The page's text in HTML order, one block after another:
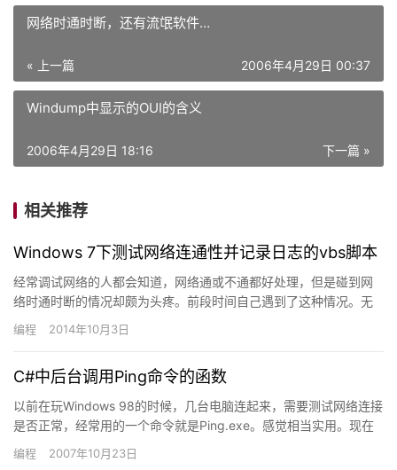
网络时通时断，还有流氓软件…
« 上一篇 2006年4月29日 00:37
Windump中显示的OUI的含义
下一篇 »
2006年4月29日 18:16
相关推荐
Windows 7下测试网络连通性并记录日志的vbs脚本
经常调试网络的人都会知道，网络通或不通都好处理，但是碰到网
络时通时断的情况却颇为头疼。前段时间自己遇到了这种情况。无
法判断是单位网络不稳定，网络管理策略变动，网线接头故障，还
是本机…
编程 2014年10月3日
C#中后台调用Ping命令的函数
以前在玩Windows 98的时候，几台电脑连起来，需要测试网络连接
是否正常，经常用的一个命令就是Ping.exe。感觉相当实用。现在
.net为我们提供了强大的功能来调用外部工具…
编程 2007年10月23日